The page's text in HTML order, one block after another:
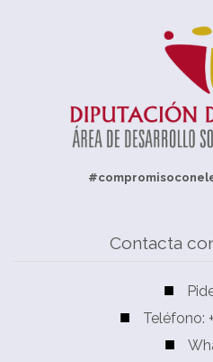
Contacta
Teléfono: